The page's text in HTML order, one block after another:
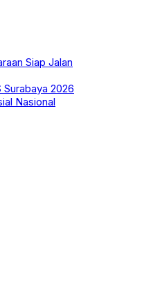
Siap Jalan
2026
Nasional